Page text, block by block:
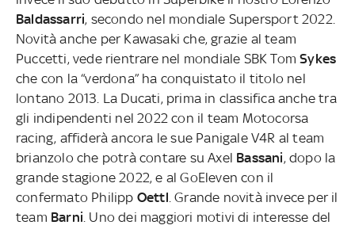
Baldassarri, secondo nel mondiale Supersport 2022.
Novità anche per Kawasaki che, grazie al team
Puccetti, vede rientrare nel mondiale SBK Tom Sykes
che con la “verdona” ha conquistato il titolo nel
lontano 2013. La Ducati, prima in classifica anche tra
gli indipendenti nel 2022 con il team Motocorsa
racing, affiderà ancora le sue Panigale V4R al team
brianzolo che potrà contare su Axel Bassani, dopo la
grande stagione 2022, e al GoEleven con il
confermato Philipp Oettl . Grande novità invece per il
team Barni . Uno dei maggiori motivi di interesse del